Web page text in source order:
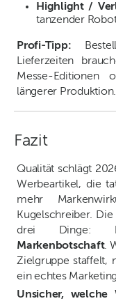
Highlight /
tanzender
Profi-Tipp:
Lieferzeiten
Messe-Editionen
längerer Produktion.
Fazit
Qualität schlägt
Werbeartikel, die
mehr
Kugelschreiber.
drei Dinge:
Markenbotschaft.
Zielgruppe staffelt,
ein echtes
Unsicher, welche